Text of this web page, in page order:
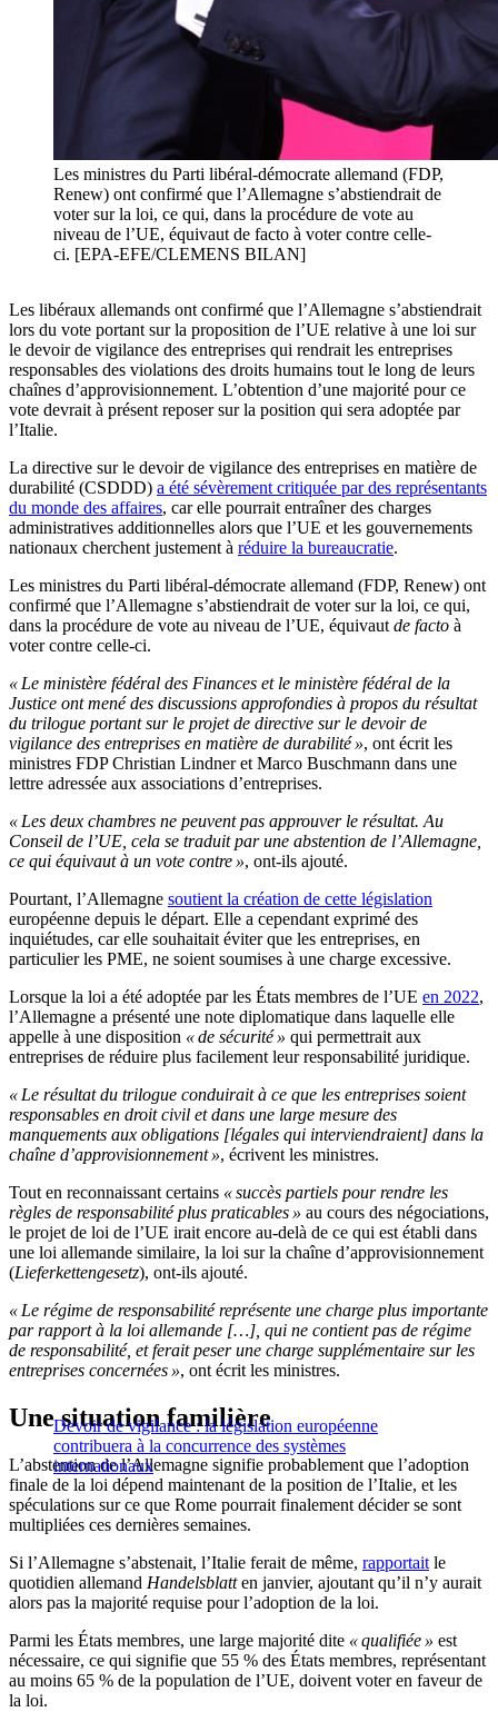
Les ministres du Parti libéral-démocrate allemand (FDP,
Renew) ont confirmé que l’Allemagne s’abstiendrait de
voter sur la loi, ce qui, dans la procédure de vote au
niveau de l’UE, équivaut de facto à voter contre celle-
ci. [EPA-EFE/CLEMENS BILAN]
Les libéraux allemands ont confirmé que l’Allemagne s’abstiendrait
lors du vote portant sur la proposition de l’UE relative à une loi sur
le devoir de vigilance des entreprises qui rendrait les entreprises
responsables des violations des droits humains tout le long de leurs
chaînes d’approvisionnement. L’obtention d’une majorité pour ce
vote devrait à présent reposer sur la position qui sera adoptée par
l’Italie.
La directive sur le devoir de vigilance des entreprises en matière de
durabilité (CSDDD) a été sévèrement critiquée par des représentants
du monde des affaires, car elle pourrait entraîner des charges
administratives additionnelles alors que l’UE et les gouvernements
nationaux cherchent justement à réduire la bureaucratie.
Les ministres du Parti libéral-démocrate allemand (FDP, Renew) ont
confirmé que l’Allemagne s’abstiendrait de voter sur la loi, ce qui,
dans la procédure de vote au niveau de l’UE, équivaut de facto à
voter contre celle-ci.
« Le ministère fédéral des Finances et le ministère fédéral de la
Justice ont mené des discussions approfondies à propos du résultat
du trilogue portant sur le projet de directive sur le devoir de
vigilance des entreprises en matière de durabilité », ont écrit les
ministres FDP Christian Lindner et Marco Buschmann dans une
lettre adressée aux associations d’entreprises.
« Les deux chambres ne peuvent pas approuver le résultat. Au
Conseil de l’UE, cela se traduit par une abstention de l’Allemagne,
ce qui équivaut à un vote contre », ont-ils ajouté.
Pourtant, l’Allemagne soutient la création de cette législation
européenne depuis le départ. Elle a cependant exprimé des
inquiétudes, car elle souhaitait éviter que les entreprises, en
particulier les PME, ne soient soumises à une charge excessive.
Lorsque la loi a été adoptée par les États membres de l’UE en 2022,
l’Allemagne a présenté une note diplomatique dans laquelle elle
appelle à une disposition « de sécurité » qui permettrait aux
entreprises de réduire plus facilement leur responsabilité juridique.
« Le résultat du trilogue conduirait à ce que les entreprises soient
responsables en droit civil et dans une large mesure des
manquements aux obligations [légales qui interviendraient] dans la
chaîne d’approvisionnement », écrivent les ministres.
Tout en reconnaissant certains « succès partiels pour rendre les
règles de responsabilité plus praticables » au cours des négociations,
le projet de loi de l’UE irait encore au-delà de ce qui est établi dans
une loi allemande similaire, la loi sur la chaîne d’approvisionnement
(Lieferkettengesetz), ont-ils ajouté.
« Le régime de responsabilité représente une charge plus importante
par rapport à la loi allemande […], qui ne contient pas de régime
de responsabilité, et ferait peser une charge supplémentaire sur les
entreprises concernées », ont écrit les ministres.
Devoir de vigilance : la législation européenne
contribuera à la concurrence des systèmes
internationaux
Une situation familière
L’abstention de l’Allemagne signifie probablement que l’adoption
finale de la loi dépend maintenant de la position de l’Italie, et les
spéculations sur ce que Rome pourrait finalement décider se sont
multipliées ces dernières semaines.
Si l’Allemagne s’abstenait, l’Italie ferait de même, rapportait le
quotidien allemand Handelsblatten janvier, ajoutant qu’il n’y aurait
alors pas la majorité requise pour l’adoption de la loi.
Parmi les États membres, une large majorité dite « qualifiée » est
nécessaire, ce qui signifie que 55 % des États membres, représentant
au moins 65 % de la population de l’UE, doivent voter en faveur de
la loi.